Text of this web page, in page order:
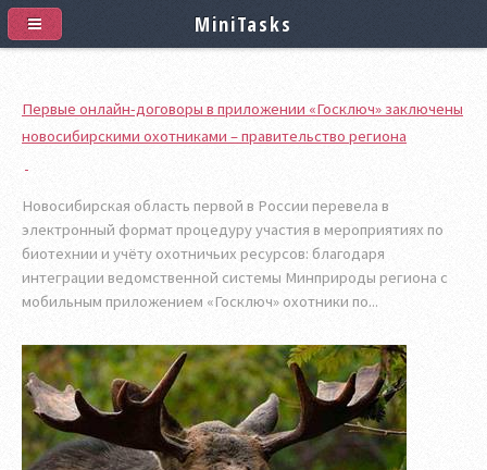
Первые онлайн-договоры в приложении «Госключ» заключены
новосибирскими охотниками – правительство региона
Новосибирская область первой в России перевела в
электронный формат процедуру участия в мероприятиях по
биотехнии и учёту охотничьих ресурсов: благодаря
интеграции ведомственной системы Минприроды региона с
мобильным приложением «Госключ» охотники по...
MiniTasks